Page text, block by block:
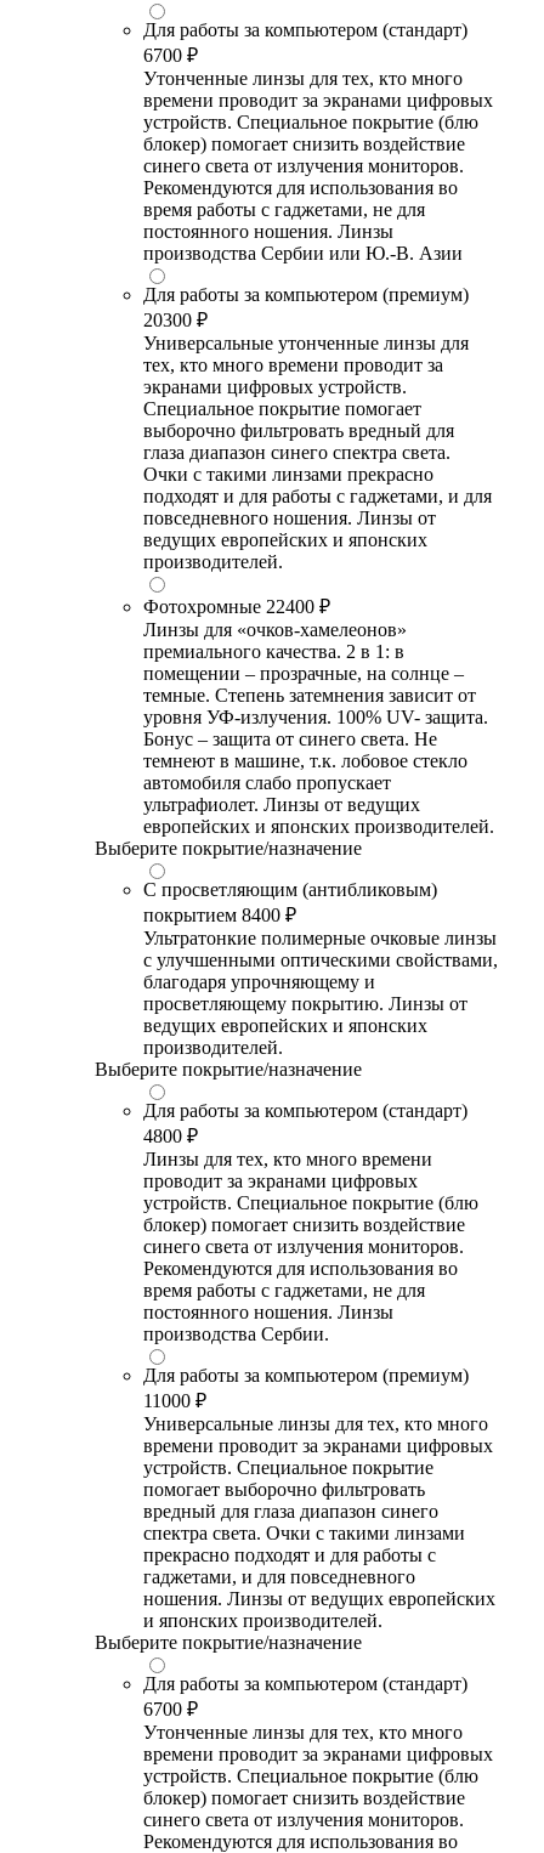
Для работы за компьютером (стандарт)
6700 ₽
Утонченные линзы для тех, кто много
времени проводит за экранами цифровых
устройств. Специальное покрытие (блю
блокер) помогает снизить воздействие
синего света от излучения мониторов.
Рекомендуются для использования во
время работы с гаджетами, не для
постоянного ношения. Линзы
производства Сербии или Ю.-В. Азии
Для работы за компьютером (премиум)
20300 ₽
Универсальные утонченные линзы для
тех, кто много времени проводит за
экранами цифровых устройств.
Специальное покрытие помогает
выборочно фильтровать вредный для
глаза диапазон синего спектра света.
Очки с такими линзами прекрасно
подходят и для работы с гаджетами, и для
повседневного ношения. Линзы от
ведущих европейских и японских
производителей.
Фотохромные 22400 ₽
Линзы для «очков-хамелеонов»
премиального качества. 2 в 1: в
помещении – прозрачные, на солнце –
темные. Степень затемнения зависит от
уровня УФ-излучения. 100% UV- защита.
Бонус – защита от синего света. Не
темнеют в машине, т.к. лобовое стекло
автомобиля слабо пропускает
ультрафиолет. Линзы от ведущих
европейских и японских производителей.
Выберите покрытие/назначение
С просветляющим (антибликовым)
покрытием 8400 ₽
Ультратонкие полимерные очковые линзы
с улучшенными оптическими свойствами,
благодаря упрочняющему и
просветляющему покрытию. Линзы от
ведущих европейских и японских
производителей.
Выберите покрытие/назначение
Для работы за компьютером (стандарт)
4800 ₽
Линзы для тех, кто много времени
проводит за экранами цифровых
устройств. Специальное покрытие (блю
блокер) помогает снизить воздействие
синего света от излучения мониторов.
Рекомендуются для использования во
время работы с гаджетами, не для
постоянного ношения. Линзы
производства Сербии.
Для работы за компьютером (премиум)
11000 ₽
Универсальные линзы для тех, кто много
времени проводит за экранами цифровых
устройств. Специальное покрытие
помогает выборочно фильтровать
вредный для глаза диапазон синего
спектра света. Очки с такими линзами
прекрасно подходят и для работы с
гаджетами, и для повседневного
ношения. Линзы от ведущих европейских
и японских производителей.
Выберите покрытие/назначение
Для работы за компьютером (стандарт)
6700 ₽
Утонченные линзы для тех, кто много
времени проводит за экранами цифровых
устройств. Специальное покрытие (блю
блокер) помогает снизить воздействие
синего света от излучения мониторов.
Рекомендуются для использования во